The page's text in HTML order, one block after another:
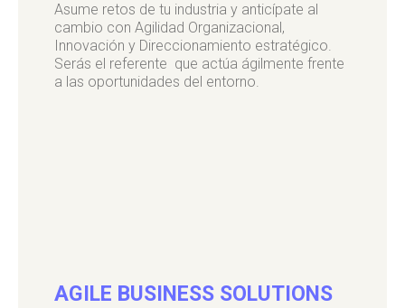
Asume retos de tu industria y anticípate al
cambio con Agilidad Organizacional,
Innovación y Direccionamiento estratégico.
Serás el referente que actúa ágilmente frente
a las oportunidades del entorno.
AGILE BUSINESS SOLUTIONS